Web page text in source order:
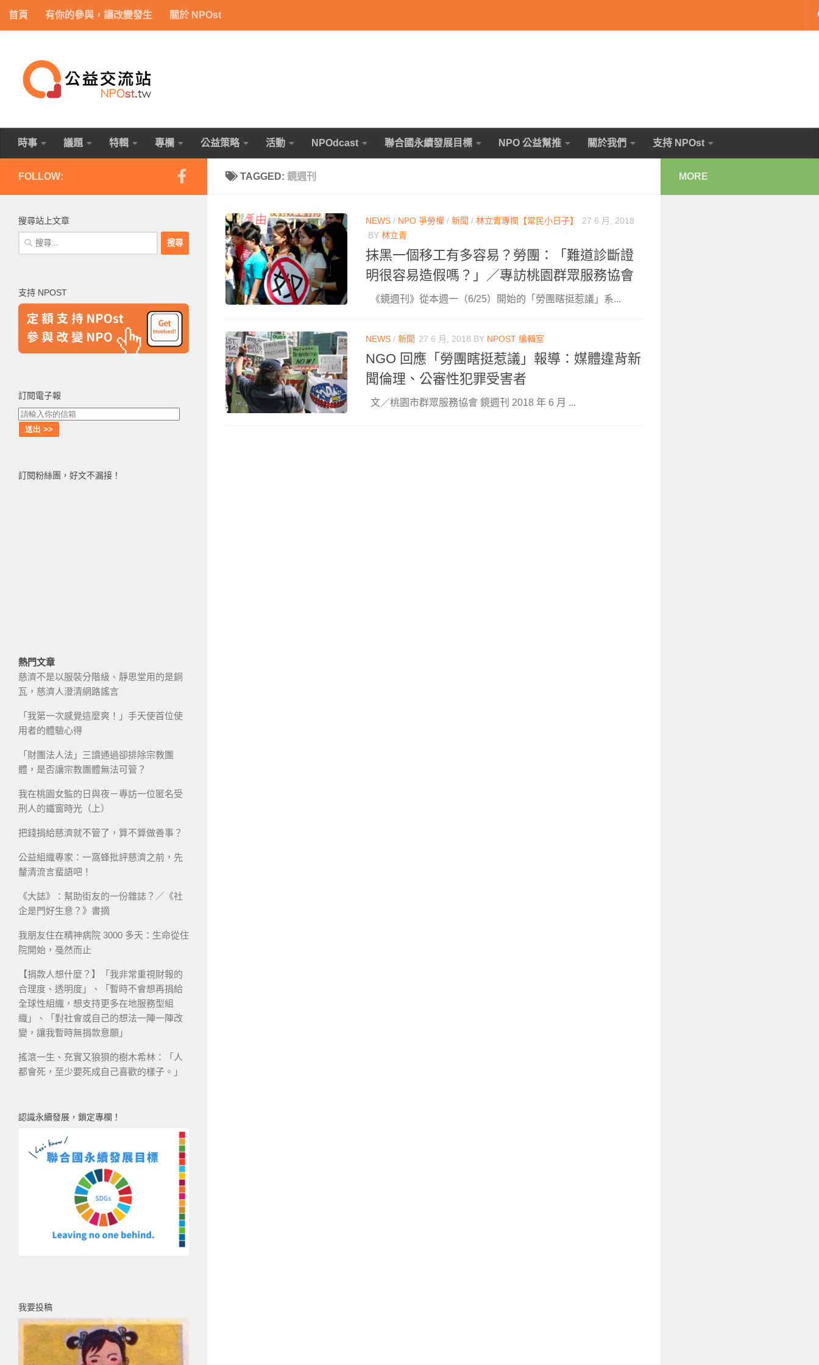
Skip to content
首頁 有你的參與，讓改變發生 關於 NPOst
時事 議題 特輯 專欄 公益策略 活動 NPOdcast 聯合國永續發展目標 NPO 公益幫推 關於我們 支持 NPOst
TAGGED: 鏡週刊
NEWS / NPO 爭勞權 / 新聞 / 林立青專欄【常民小日子】
27 6 月, 2018
BY 林立青
抹黑一個移工有多容易？勞團：「難道診斷證
明很容易造假嗎？」／專訪桃園群眾服務協會
《鏡週刊》從本週一（6/25）開始的「勞團瞎挺惹議」系...
NEWS / 新聞 27 6 月, 2018 BY NPOST 編輯室
NGO 回應「勞團瞎挺惹議」報導：媒體違背新
聞倫理、公審性犯罪受害者
文／桃園市群眾服務協會 鏡週刊 2018 年 6 月 ...
FOLLOW:
搜尋站上文章
搜
尋
字:
支持 NPOST
訂閱電子報
訂閱粉絲團，好文不漏接！
熱門文章
慈濟不是以服裝分階級、靜思堂用的是銅
瓦，慈濟人澄清網路謠言
「我第一次感覺這麼爽！」手天使首位使
用者的體驗心得
「財團法人法」三讀通過卻排除宗教團
體，是否讓宗教團體無法可管？
我在桃園女監的日與夜－專訪一位匿名受
刑人的鐵窗時光（上）
把錢捐給慈濟就不管了，算不算做善事？
公益組織專家：一窩蜂批評慈濟之前，先
釐清流言蜚語吧！
《大誌》：幫助街友的一份雜誌？／《社
企是門好生意？》書摘
我朋友住在精神病院 3000 多天：生命從住
院開始，戞然而止
【捐款人想什麼？】「我非常重視財報的
合理度、透明度」、「暫時不會想再捐給
全球性組織，想支持更多在地服務型組
織」、「對社會或自己的想法一陣一陣改
變，讓我暫時無捐款意願」
搖滾一生、充實又狼狽的樹木希林：「人
都會死，至少要死成自己喜歡的樣子。」
認識永續發展，鎖定專欄！
我要投稿
MORE